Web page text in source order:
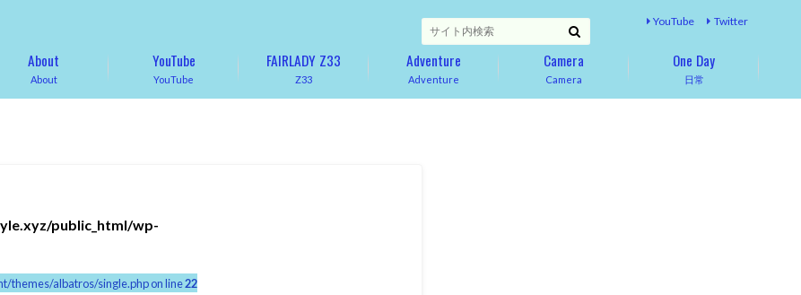
YouTube Twitter
About
About
YouTube
YouTube
Z33
FAIRLADY Z33
Adventure
Adventure
Camera
Camera
日常
One Day
public_html/wp-
themes/albatros/single.php on line22